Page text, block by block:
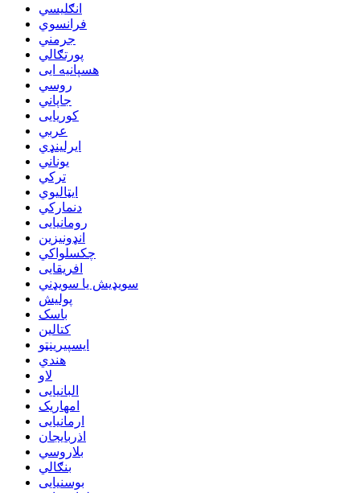
انګلیسي
فرانسوي
جرمني
پورتګالي
هسپانیه ایی
روسي
جاپاني
کوریایی
عربي
ایرلینډي
یوناني
ترکي
ایټالیوي
دنمارکي
رومانیایی
انډونیزین
چکسلواکي
افریقایی
سویډیش یا سویډني
پولیش
باسک
کتالین
ایسپیرینټو
هندي
لاو
البانیایی
امهاریک
ارمانیایی
اذربایجان
بلاروسي
بنګالي
بوسنیایی